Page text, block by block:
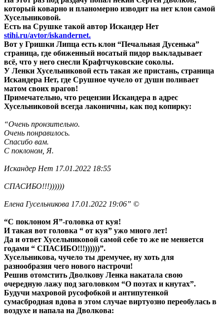
который коварно и планомерно изводит на нет клон самой
Хусельниковой.
Есть на Срушке такой автор Искандер Нет
stihi.ru/avtor/iskandernet.
Вот у Гришки Липца есть клон “Печальная Дусенька”
страница, где обиженный носатый пидор выкладывает
всё, что у него снесли Крафтчуковские соколы.
У Ленки Хусельниковой есть такая же пристань, страница
Искандера Нет, где Срушное чучело от души поливает
матом своих врагов!
Примечательно, что рецензии Искандера в адрес
Хусельниковой всегда лаконичны, как под копирку:
“Очень пронзительно.
Очень понравилось.
Спасибо вам.
С поклоном, Я.
Искандер Нет 17.01.2022 18:55
СПАСИБО!!!))))))
Елена Гусельникова 17.01.2022 19:06” ©
“С поклоном Я”-головка от куя!
И такая вот головка “ от куя” ужо много лет!
Да и ответ Хусельниковой самой себе то же не меняется
годами “ СПАСИБО!!!))))))”.
Хусельникова, чучело ты дремучее, ну хоть для
разнообразия чего нового настрочи!
Решив отомстить Дволкову Ленка накатала свою
очередную лажу под заголовком “О поэтах и кнутах”.
Будучи махровой русофобкой и антипутенкой
сумасбродная вдова в этом случае виртуозно переобулась в
воздухе и напала на Дволкова: